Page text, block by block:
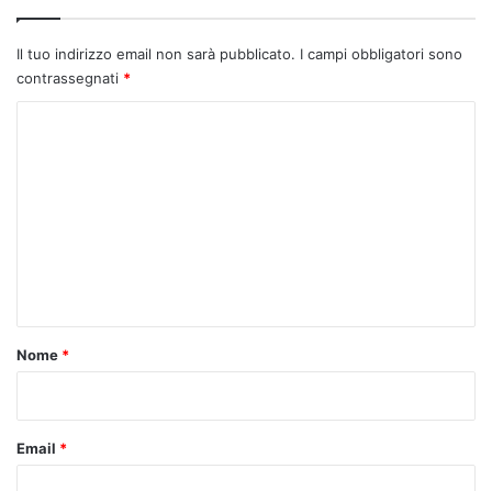
Il tuo indirizzo email non sarà pubblicato. I campi obbligatori sono
contrassegnati *
o
Nome *
Email *